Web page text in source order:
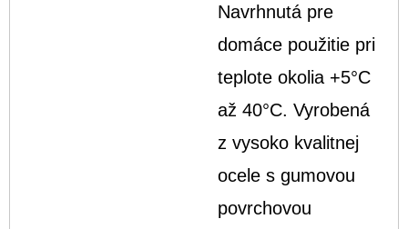
Navrhnutá pre
domáce použitie pri
teplote okolia +5°C
až 40°C. Vyrobená
z vysoko kvalitnej
ocele s gumovou
povrchovou